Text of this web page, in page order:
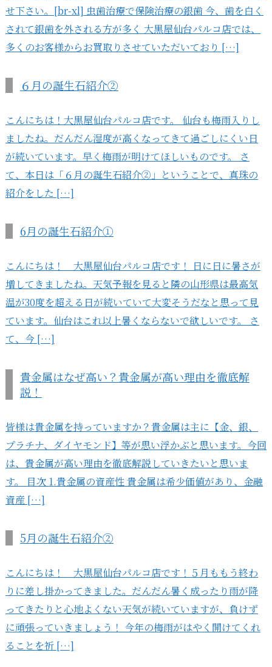
せ下さい。[br-xl] 虫歯治療で保険治療の銀歯 今、歯を白く
されて銀歯を外される方が多く 大黒屋仙台パルコ店では、
多くのお客様からお買取りさせていただいており […]
６月の誕生石紹介②
こんにちは！大黒屋仙台パルコ店です。 仙台も梅雨入りし
ましたね。だんだん湿度が高くなってきて過ごしにくい日
が続いています。早く梅雨が明けてほしいものです。 さ
て、本日は「６月の誕生石紹介②」ということで、真珠の
紹介をした […]
6月の誕生石紹介①
こんにちは！ 大黒屋仙台パルコ店です！ 日に日に暑さが
増してきましたね。天気予報を見ると隣の山形県は最高気
温が30度を超える日が続いていて大変そうだなと思って見
ています。仙台はこれ以上暑くならないで欲しいです。 さ
て、今 […]
貴金属はなぜ高い？貴金属が高い理由を徹底解
説！
皆様は貴金属を持っていますか？貴金属は主に【金、銀、
プラチナ、ダイヤモンド】等が思い浮かぶと思います。今回
は、貴金属が高い理由を徹底解説していきたいと思いま
す。 目次 1.貴金属の資産性 貴金属は希少価値があり、金融
資産 […]
5月の誕生石紹介②
こんにちは！ 大黒屋仙台パルコ店です！５月ももう終わ
りに差し掛かってきました。だんだん暑く成ったり雨が降
ってきたりと心地よくない天気が続いていますが、負けず
に頑張っていきましょう！ 今年の梅雨がはやく開けてくれ
ることを祈 […]